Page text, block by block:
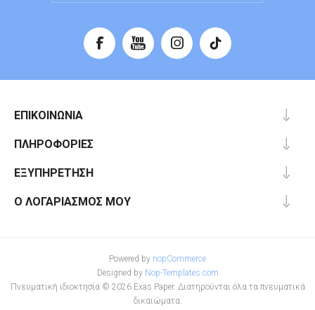
ΕΠΙΚΟΙΝΩΝΊΑ
ΠΛΗΡΟΦΟΡΊΕΣ
ΕΞΥΠΗΡΈΤΗΣΗ
Ο ΛΟΓΑΡΙΑΣΜΌΣ ΜΟΥ
Powered by nopCommerce
Designed by Nop-Templates.com
Πνευματική ιδιοκτησία © 2026 Exas Paper. Διατηρούνται όλα τα πνευματικά
δικαιώματα.